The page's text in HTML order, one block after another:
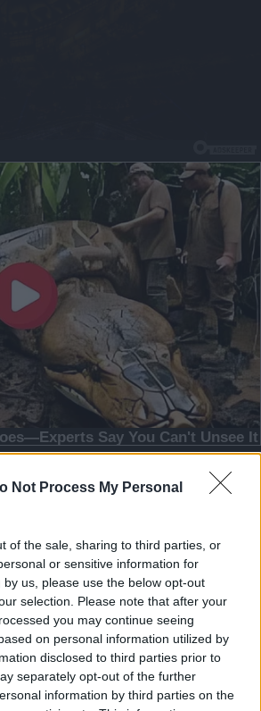
Not Process My Personal
of the sale, sharing to third parties, or
or sensitive information for
us, please use the below opt-out
selection. Please note that after your
you may continue seeing
on personal information utilized by
disclosed to third parties prior to
separately opt-out of the further
information by third parties on the